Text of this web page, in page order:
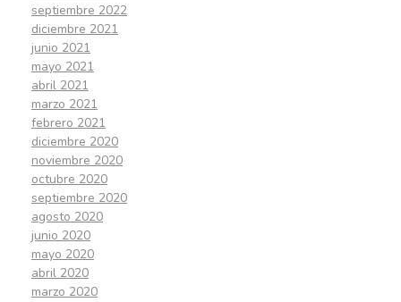
septiembre 2022
diciembre 2021
junio 2021
mayo 2021
abril 2021
marzo 2021
febrero 2021
diciembre 2020
noviembre 2020
octubre 2020
septiembre 2020
agosto 2020
junio 2020
mayo 2020
abril 2020
marzo 2020